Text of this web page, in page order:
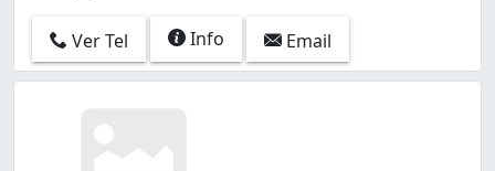
Ver Tel Info Email